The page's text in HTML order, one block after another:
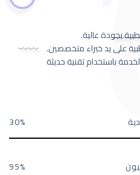
بجودة عالية.
على يد خبراء متخصصين.
باستخدام تقنية حديثة
30
95